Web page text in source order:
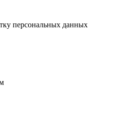
персональных данных